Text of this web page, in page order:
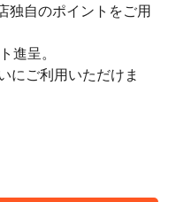
独自のポイントをご用
進呈。
にご利用いただけま